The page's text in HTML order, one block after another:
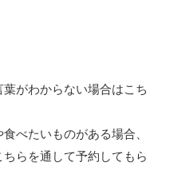
がわからない場合はこち
べたいものがある場合、
らを通して予約してもら